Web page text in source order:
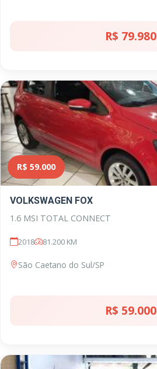
R$ 79.980
R$ 59.000
VOLKSWAGEN FOX
1.6 MSI TOTAL CONNECT
2018 81.200 KM
São Caetano do Sul/SP
R$ 59.000